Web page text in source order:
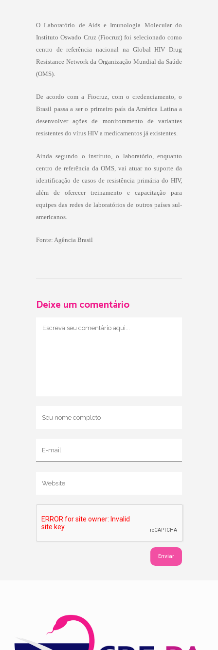
O Laboratório de Aids e Imunologia Molecular do
Instituto Oswado Cruz (Fiocruz) foi selecionado como
centro de referência nacional na Global HIV Drug
Resistance Network da Organização Mundial da Saúde
(OMS).
De acordo com a Fiocruz, com o credenciamento, o
Brasil passa a ser o primeiro país da América Latina a
desenvolver ações de monitoramento de variantes
resistentes do vírus HIV a medicamentos já existentes.
Ainda segundo o instituto, o laboratório, enquanto
centro de referência da OMS, vai atuar no suporte da
identificação de casos de resistência primária do HIV,
além de oferecer treinamento e capacitação para
equipes das redes de laboratórios de outros países sul-
americanos.
Fonte: Agência Brasil
Deixe um comentário